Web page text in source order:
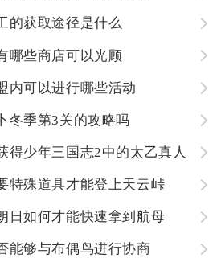
的获取途径是什么
哪些商店可以光顾
内可以进行哪些活动
冬季第3关的攻略吗
得少年三国志2中的太乙真人
特殊道具才能登上天云峠
日如何才能快速拿到航母
能够与布偶鸟进行协商